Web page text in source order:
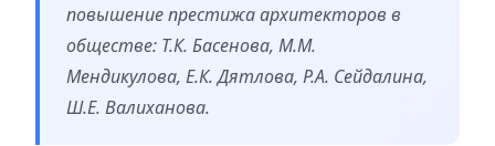
повышение престижа архитекторов в
обществе: Т.К. Басенова, М.М.
Мендикулова, Е.К. Дятлова, Р.А. Сейдалина,
Ш.Е. Валиханова.